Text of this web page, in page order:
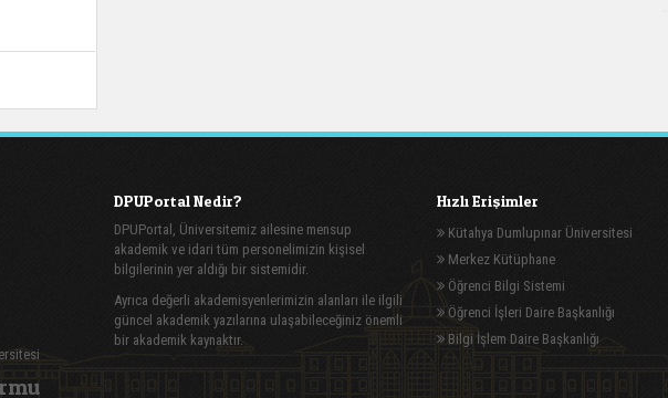
DPUPortal Nedir?
DPUPortal, Üniversitemiz ailesine mensup
akademik ve idari tüm personelimizin kişisel
bilgilerinin yer aldığı bir sistemidir.
Ayrıca değerli akademisyenlerimizin alanları ile ilgili
güncel akademik yazılarına ulaşabileceğiniz önemli
bir akademik kaynaktır.
Hızlı Erişimler
Kütahya Dumlupınar Üniversitesi
Merkez Kütüphane
Öğrenci Bilgi Sistemi
Öğrenci İşleri Daire Başkanlığı
Bilgi İşlem Daire Başkanlığı